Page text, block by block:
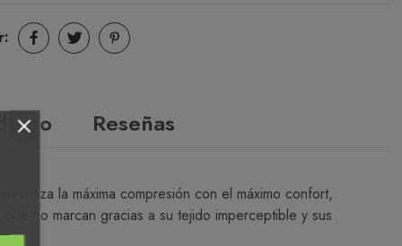
Reseñas
la máxima compresión con el máximo confort,
no marcan gracias a su tejido imperceptible y sus